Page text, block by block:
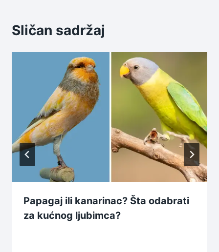
Sličan sadržaj
Papagaj ili kanarinac? Šta odabrati
za kućnog ljubimca?